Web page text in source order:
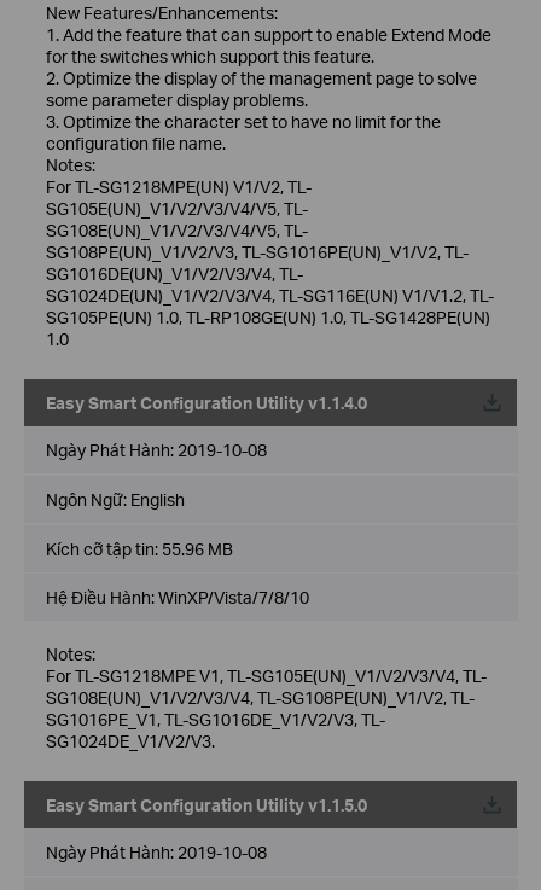
New Features/Enhancements:
1. Add the feature that can support to enable Extend Mode
for the switches which support this feature.
2. Optimize the display of the management page to solve
some parameter display problems.
3. Optimize the character set to have no limit for the
configuration file name.
Notes:
For TL-SG1218MPE(UN) V1/V2, TL-
SG105E(UN)_V1/V2/V3/V4/V5, TL-
SG108E(UN)_V1/V2/V3/V4/V5, TL-
SG108PE(UN)_V1/V2/V3, TL-SG1016PE(UN)_V1/V2, TL-
SG1016DE(UN)_V1/V2/V3/V4, TL-
SG1024DE(UN)_V1/V2/V3/V4, TL-SG116E(UN) V1/V1.2, TL-
SG105PE(UN) 1.0, TL-RP108GE(UN) 1.0, TL-SG1428PE(UN)
1.0
Easy Smart Configuration Utility v1.1.4.0
Về
Ngày Phát Hành: 2019-10-08
Ngôn Ngữ: English
Kích cỡ tập tin: 55.96 MB
Hệ Điều Hành: WinXP/Vista/7/8/10
Notes:
For TL-SG1218MPE V1, TL-SG105E(UN)_V1/V2/V3/V4, TL-
SG108E(UN)_V1/V2/V3/V4, TL-SG108PE(UN)_V1/V2, TL-
SG1016PE_V1, TL-SG1016DE_V1/V2/V3, TL-
SG1024DE_V1/V2/V3.
Easy Smart Configuration Utility v1.1.5.0
Về
Ngày Phát Hành: 2019-10-08